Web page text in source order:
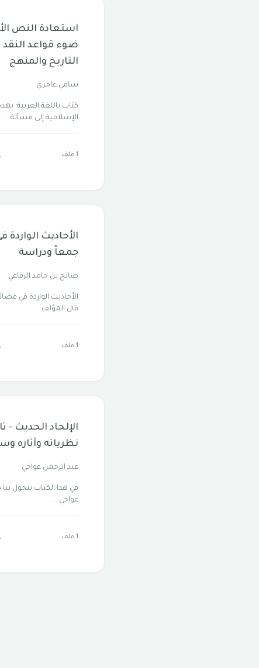
استعادة النص
ضوء قواعد النقد
التاريخ والمنهج
سامي عامري
كتاب باللغة العربية؛
الإسلامية إلى مسألة...
1 ملف
الأحاديث
جمعاً ودراسة
صالح بن حامد الرفاعي
الأحاديث الواردة في
قال المؤلف...
1 ملف
الإلحاد الحديث -
نظرياته وآثاره
عبد الرحمن عواجي
في هذا الكتاب يتجول
عواجي...
1 ملف